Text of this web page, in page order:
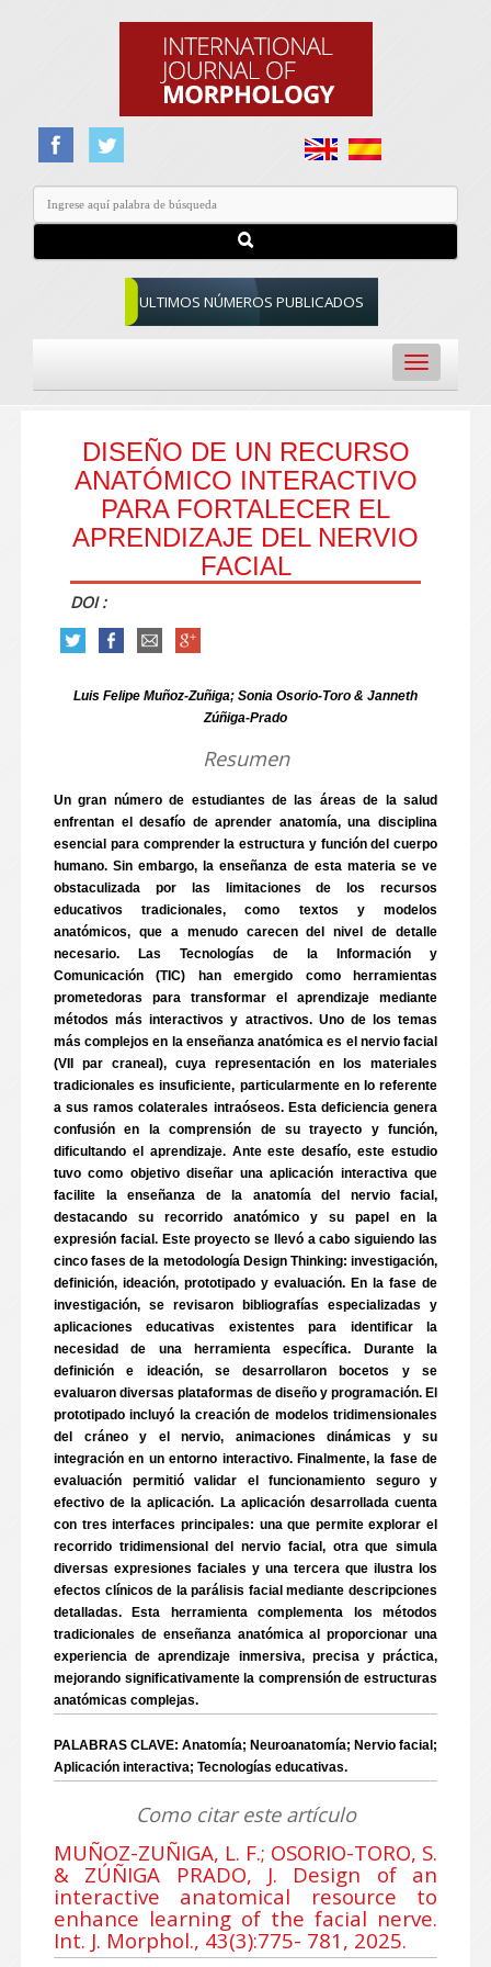
ULTIMOS NÚMEROS PUBLICADOS
Toggle
navigation
DISEÑO DE UN RECURSO
ANATÓMICO INTERACTIVO
PARA FORTALECER EL
APRENDIZAJE DEL NERVIO
FACIAL
DOI :
Luis Felipe Muñoz-Zuñiga; Sonia Osorio-Toro & Janneth
Zúñiga-Prado
Resumen
Un gran número de estudiantes de las áreas de la salud
enfrentan el desafío de aprender anatomía, una disciplina
esencial para comprender la estructura y función del cuerpo
humano. Sin embargo, la enseñanza de esta materia se ve
obstaculizada por las limitaciones de los recursos
educativos tradicionales, como textos y modelos
anatómicos, que a menudo carecen del nivel de detalle
necesario. Las Tecnologías de la Información y
Comunicación (TIC) han emergido como herramientas
prometedoras para transformar el aprendizaje mediante
métodos más interactivos y atractivos. Uno de los temas
más complejos en la enseñanza anatómica es el nervio facial
(VII par craneal), cuya representación en los materiales
tradicionales es insuficiente, particularmente en lo referente
a sus ramos colaterales intraóseos. Esta deficiencia genera
confusión en la comprensión de su trayecto y función,
dificultando el aprendizaje. Ante este desafío, este estudio
tuvo como objetivo diseñar una aplicación interactiva que
facilite la enseñanza de la anatomía del nervio facial,
destacando su recorrido anatómico y su papel en la
expresión facial. Este proyecto se llevó a cabo siguiendo las
cinco fases de la metodología Design Thinking: investigación,
definición, ideación, prototipado y evaluación. En la fase de
investigación, se revisaron bibliografías especializadas y
aplicaciones educativas existentes para identificar la
necesidad de una herramienta específica. Durante la
definición e ideación, se desarrollaron bocetos y se
evaluaron diversas plataformas de diseño y programación. El
prototipado incluyó la creación de modelos tridimensionales
del cráneo y el nervio, animaciones dinámicas y su
integración en un entorno interactivo. Finalmente, la fase de
evaluación permitió validar el funcionamiento seguro y
efectivo de la aplicación. La aplicación desarrollada cuenta
con tres interfaces principales: una que permite explorar el
recorrido tridimensional del nervio facial, otra que simula
diversas expresiones faciales y una tercera que ilustra los
efectos clínicos de la parálisis facial mediante descripciones
detalladas. Esta herramienta complementa los métodos
tradicionales de enseñanza anatómica al proporcionar una
experiencia de aprendizaje inmersiva, precisa y práctica,
mejorando significativamente la comprensión de estructuras
anatómicas complejas.
PALABRAS CLAVE: Anatomía; Neuroanatomía; Nervio facial;
Aplicación interactiva; Tecnologías educativas.
Como citar este artículo
MUÑOZ-ZUÑIGA, L. F.; OSORIO-TORO, S.
& ZÚÑIGA PRADO, J. Design of an
interactive anatomical resource to
enhance learning of the facial nerve.
Int. J. Morphol., 43(3):775- 781, 2025.